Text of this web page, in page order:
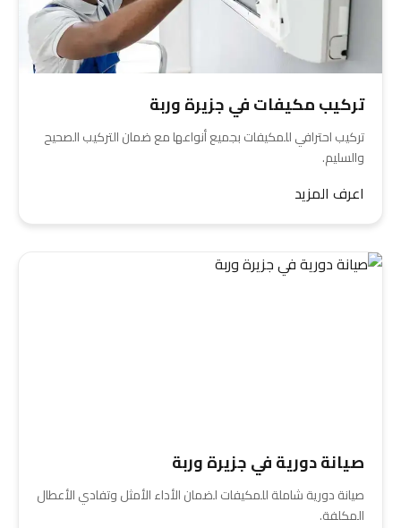
تركيب مكيفات في جزيرة وربة
تركيب احترافي للمكيفات بجميع أنواعها مع ضمان التركيب الصحيح
والسليم.
اعرف المزيد
صيانة دورية في جزيرة وربة
صيانة دورية شاملة للمكيفات لضمان الأداء الأمثل وتفادي الأعطال
المكلفة.